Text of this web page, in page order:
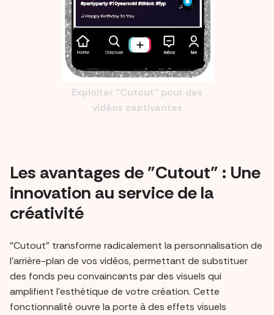
Exploiter "Cutout" pour des
vidéos captivantes
Les avantages de "Cutout" : Une
innovation au service de la
créativité
"Cutout" transforme radicalement la personnalisation de
l'arrière-plan de vos vidéos, permettant de substituer
des fonds peu convaincants par des visuels qui
amplifient l'esthétique de votre création. Cette
fonctionnalité ouvre la porte à des effets visuels